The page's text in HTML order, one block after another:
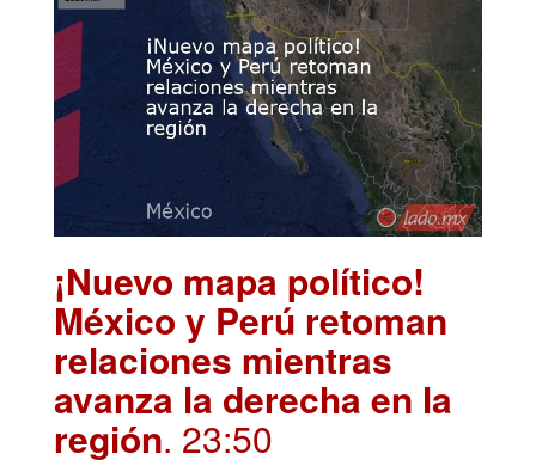
¡Nuevo mapa político!
México y Perú retoman
relaciones mientras
avanza la derecha en la
región. 23:50